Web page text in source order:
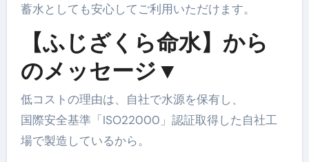
蓄水としても安心してご利用いただけます。
【ふじざくら命水】から
のメッセージ▼
低コストの理由は、自社で水源を保有し、
国際安全基準「ISO22000」認証取得した自社工
場で製造しているから。